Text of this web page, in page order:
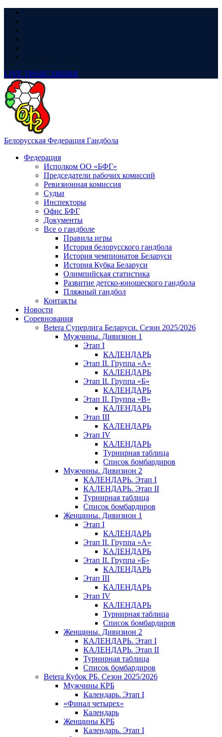
LIVE ТРАНСЛЯЦИЯ
Белорусская Федерация Гандбола
Федерация
Исполком ОО «БФГ»
Председатели рабочих комиссий
Ревизионная комиссия
Судьи
Инспекторы
Офис БФГ
Документы
Все о гандболе
Правила игры
История белорусского гандбола
История чемпионатов Беларуси
История Кубка Беларуси
Олимпийская статистика
Развитие детско-юношеского гандбола
Пляжный гандбол
Контакты
Новости
Соревнования
Betera Суперлига Беларуси. Сезон 2025/2026
Мужчины. Дивизион 1
Этап I
КАЛЕНДАРЬ
Этап II. Группа «А»
КАЛЕНДАРЬ
Этап II. Группа «Б»
КАЛЕНДАРЬ
Этап II. Группа «В»
КАЛЕНДАРЬ
Этап III
КАЛЕНДАРЬ
Этап IV
КАЛЕНДАРЬ
Турнирная таблица
Список бомбардиров
Мужчины. Дивизион 2
КАЛЕНДАРЬ. Этап I
КАЛЕНДАРЬ. Этап II
Турнирная таблица
Список бомбардиров
Женщины. Дивизион 1
Этап I
КАЛЕНДАРЬ
Этап II. Группа «А»
КАЛЕНДАРЬ
Этап II. Группа «Б»
КАЛЕНДАРЬ
Этап III
КАЛЕНДАРЬ
Этап IV
КАЛЕНДАРЬ
Турнирная таблица
Список бомбардиров
Женщины. Дивизион 2
КАЛЕНДАРЬ. Этап I
КАЛЕНДАРЬ. Этап II
Турнирная таблица
Список бомбардиров
Betera Кубок РБ. Сезон 2025/2026
Мужчины КРБ
Календарь. Этап I
«Финал четырех»
Календарь
Женщины КРБ
Календарь. Этап I